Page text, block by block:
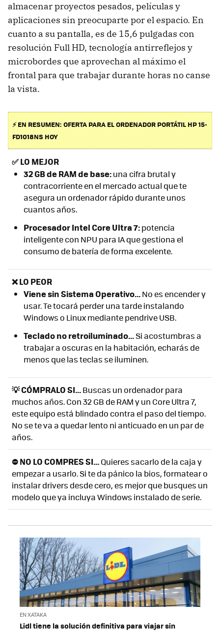
almacenar proyectos pesados, películas y
aplicaciones sin preocuparte por el espacio. En
cuanto a su pantalla, es de 15,6 pulgadas con
resolución Full HD, tecnología antirreflejos y
microbordes que aprovechan al máximo el
frontal para que trabajar durante horas no canse
la vista.
⚡ EN RESUMEN: OFERTA PARA EL ORDENADOR PORTÁTIL HP 15-
FD1018NS HOY
✅LO MEJOR
32 GB de RAM de base:una cifra brutal y
contracorriente en el mercado actual que te
asegura un ordenador rápido durante unos
cuantos años.
Procesador Intel Core Ultra 7:potencia
inteligente con NPU para IA que gestiona el
consumo de batería de forma excelente.
❌ LO PEOR
Viene sin Sistema Operativo...No es encender y
usar. Te tocará perder una tarde instalando
Windows o Linux mediante pendrive USB.
Teclado no retroiluminado...Si acostumbras a
trabajar a oscuras en la habitación, echarás de
menos que las teclas se iluminen.
💡 CÓMPRALO SI...Buscas un ordenador para
muchos años. Con 32 GB de RAM y un Core Ultra 7,
este equipo está blindado contra el paso del tiempo.
No se te va a quedar lento ni anticuado en un par de
años.
⛔ NO LO COMPRES SI...Quieres sacarlo de la caja y
empezar a usarlo. Si te da pánico la bios, formatear o
instalar drivers desde cero, es mejor que busques un
modelo que ya incluya Windows instalado de serie.
EN XATAKA
Lidl tiene la solución definitiva para viajar sin